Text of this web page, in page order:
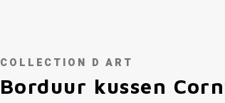
COLLECTION D ART
Borduur kussen